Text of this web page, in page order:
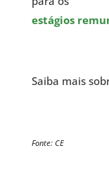
estágios
Saiba mais
Fonte: CE